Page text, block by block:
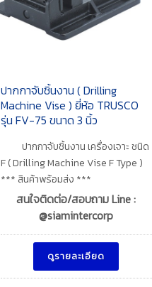
ปากกาจับชิ้นงาน ( Drilling
Machine Vise ) ยี่ห้อ TRUSCO
รุ่น FV-75 ขนาด 3 นิ้ว
ปากกาจับชิ้นงาน เครื่องเจาะ ชนิด
F ( Drilling Machine Vise F Type )
*** สินค้าพร้อมส่ง ***
สนใจติดต่อ/สอบถาม Line :
@siamintercorp
ดูรายละเอียด